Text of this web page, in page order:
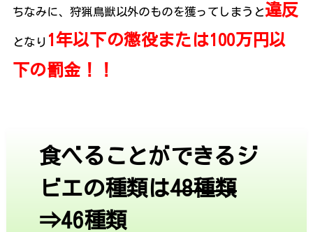
ちなみに、狩猟鳥獣以外のものを獲ってしまうと違反
となり 1年以下の懲役または100万円以
下の罰金！！
食べることができるジ
ビエの種類は48種類
⇒46種類